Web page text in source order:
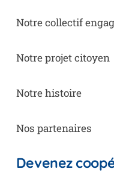
Notre collectif
Notre projet citoyen
Notre histoire
Nos partenaires
Devenez